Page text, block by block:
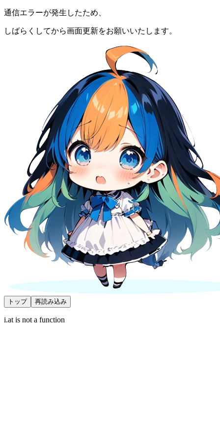
通信エラーが発生したため、
しばらくしてから画面更新をお願いいたします。
トップ 再読み込み
i.at is not a function